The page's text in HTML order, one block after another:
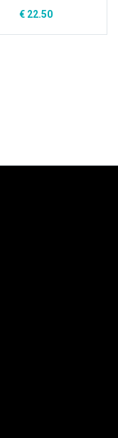
€ 22.50